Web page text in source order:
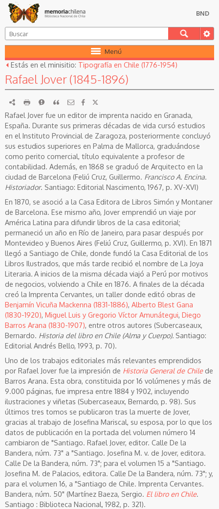
BND
Menú
Estás en el minisitio: Tipografía en Chile (1776-1954)
Rafael Jover (1845-1896)
RDF imprimirReportarCitar
Rafael Jover fue un editor de imprenta nacido en Granada,
España. Durante sus primeras décadas de vida cursó estudios
en el Instituto Provincial de Zaragoza, posteriormente concluyó
sus estudios superiores en Palma de Mallorca, graduándose
como perito comercial, título equivalente a profesor de
contabilidad. Además, en 1868 se graduó de Arquitecto en la
ciudad de Barcelona (Feliú Cruz, Guillermo. Francisco A. Encina.
Historiador. Santiago: Editorial Nascimento, 1967, p. XV-XVI)
En 1870, se asoció a la Casa Editora de Libros Simón y Montaner
de Barcelona. Ese mismo año, Jover emprendió un viaje por
América Latina para difundir libros de la casa editorial;
permaneció un año en Río de Janeiro, para pasar después por
Montevideo y Buenos Aires (Feliú Cruz, Guillermo, p. XVI). En 1871
llegó a Santiago de Chile, donde fundó la Casa Editorial de los
Libros Ilustrados, que más tarde recibió el nombre de La Joya
Literaria. A inicios de la misma década viajó a Perú por motivos
de negocios, volviendo a Chile en 1876. A finales de la década
creó la Imprenta Cervantes, un taller donde editó obras de
Benjamín Vicuña Mackenna (1831-1886), Alberto Blest Gana
(1830-1920), Miguel Luis y Gregorio Víctor Amunátegui, Diego
Barros Arana (1830-1907), entre otros autores (Subercaseaux,
Bernardo. Historia del libro en Chile (Alma y Cuerpo). Santiago:
Editorial Andrés Bello, 1993, p. 70).
Uno de los trabajos editoriales más relevantes emprendidos
por Rafael Jover fue la impresión de Historia General de Chilede
Barros Arana. Esta obra, constituida por 16 volúmenes y más de
9.000 páginas, fue impresa entre 1884 y 1902, incluyendo
ilustraciones y viñetas (Subercaseaux, Bernardo, p. 98). Sus
últimos tres tomos se publicaron tras la muerte de Jover,
gracias al trabajo de Josefina Mariscal, su esposa, por lo que los
datos de publicación en la portada del volumen número 14
cambiaron de "Santiago. Rafael Jover, editor. Calle De la
Bandera, núm. 73" a "Santiago. Josefina M. v. de Jover, editora.
Calle De la Bandera, núm. 73"; para el volumen 15 a "Santiago.
Josefina M. de Palacios, editora. Calle De la Bandera, núm. 73"; y,
para el volumen 16, a "Santiago de Chile. Imprenta Cervantes.
Bandera, núm. 50" (Martínez Baeza, Sergio. El libro en Chile.
Santiago : Biblioteca Nacional, 1982, p. 321).